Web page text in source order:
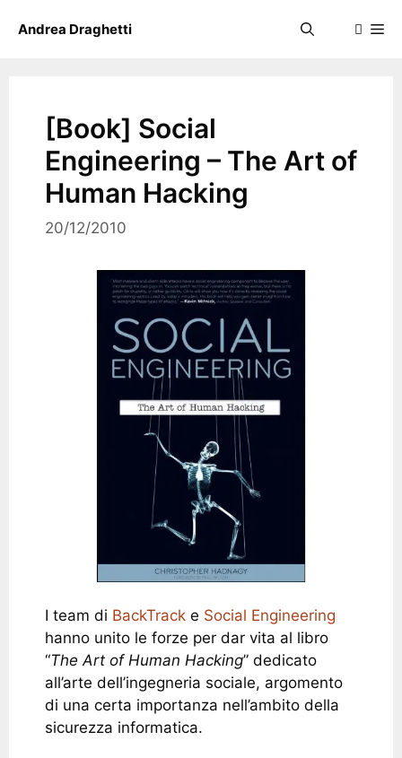
Andrea Draghetti
[Book] Social
Engineering – The Art of
Human Hacking
20/12/2010
I team di BackTrack e Social Engineering
hanno unito le forze per dar vita al libro
“The Art of Human Hacking” dedicato
all’arte dell’ingegneria sociale, argomento
di una certa importanza nell’ambito della
sicurezza informatica.